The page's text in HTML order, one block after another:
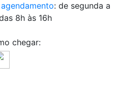
agendamento: de segunda a
8h às 16h
chegar: